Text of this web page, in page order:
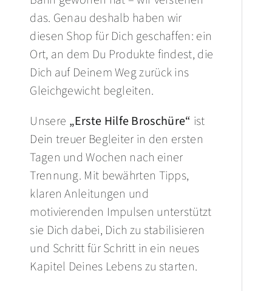
SHOP
BLOG
VIDEO
ÜBER UNS
das. Genau deshalb haben wir
diesen Shop für Dich geschaffen: ein
Ort, an dem Du Produkte findest, die
Dich auf Deinem Weg zurück ins
Gleichgewicht begleiten.
Unsere „Erste Hilfe Broschüre“ ist
Dein treuer Begleiter in den ersten
Tagen und Wochen nach einer
Trennung. Mit bewährten Tipps,
klaren Anleitungen und
motivierenden Impulsen unterstützt
sie Dich dabei, Dich zu stabilisieren
und Schritt für Schritt in ein neues
Kapitel Deines Lebens zu starten.